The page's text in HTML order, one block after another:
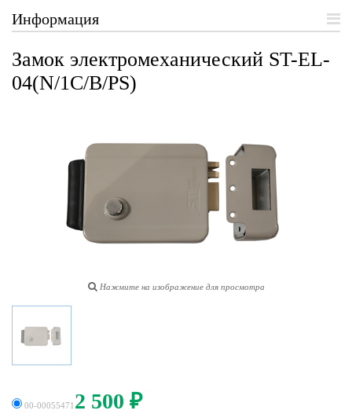
Информация
Замок электромеханический ST-EL-
04(N/1C/B/PS)
Нажмите на изображение для просмотра
00-00055471 2 500 ₽